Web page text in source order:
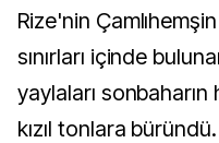
Rize'nin Çamlıhemşin ilçesinde, Kaçkar Dağları
sınırları içinde
yaylaları
kızıl tonlara büründü.